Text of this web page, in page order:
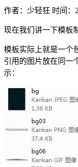
作者：少轻狂 时间：
现在我们讲一下模板
模板实际上就是一个
引用的图片放在同一
示：